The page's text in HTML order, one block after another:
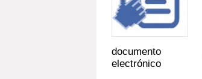
documento
electrónico